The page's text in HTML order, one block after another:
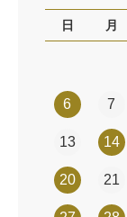
日 月
6 7
13 14
20 21